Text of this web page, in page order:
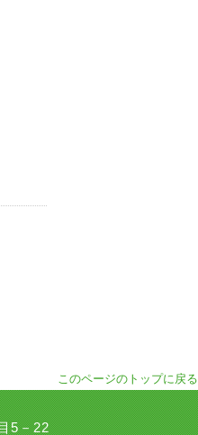
このページのトップに戻る
5－22